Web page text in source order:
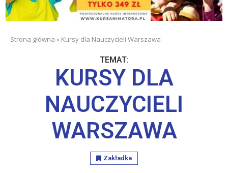
Strona główna » Kursy dla Nauczycieli Warszawa
TEMAT:
KURSY DLA
NAUCZYCIELI
WARSZAWA
Zakładka